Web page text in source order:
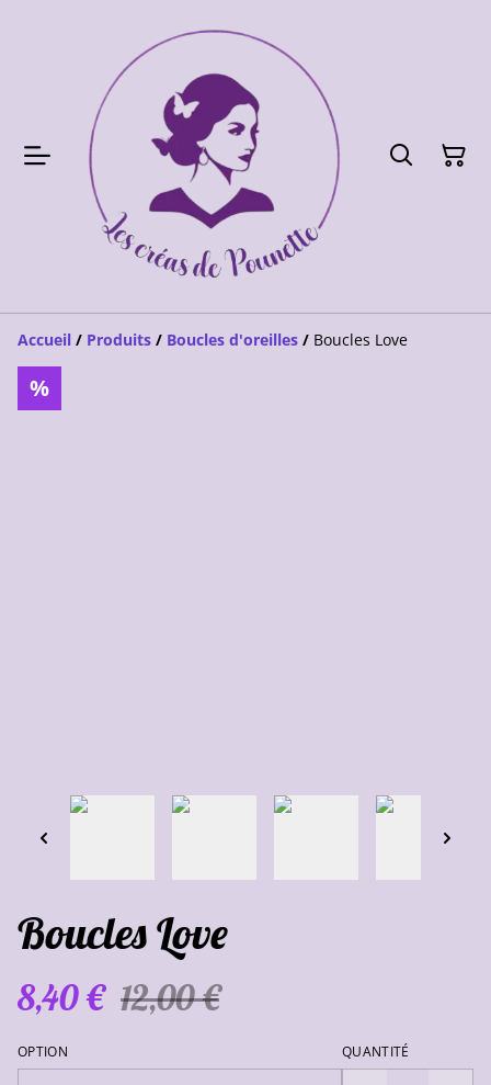
Accueil / Produits / Boucles d'oreilles / Boucles Love
%
Boucles Love
8,40 € 12,00 €
OPTION QUANTITÉ